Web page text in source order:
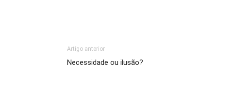
Artigo anterior
Necessidade ou ilusão?